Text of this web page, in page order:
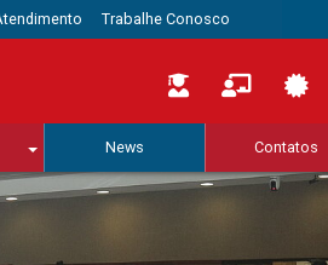
Trabalhe Conosco
News Contatos